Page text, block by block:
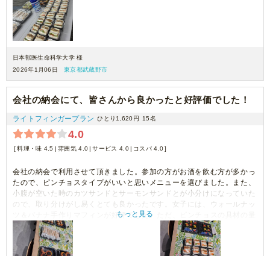
日本獣医生命科学大学 様
2026年1月06日
東京都武蔵野市
会社の納会にて、皆さんから良かったと好評価でした！
ライトフィンガープラン ひとり1,620円 15名
4.0
料理・味 4.5 雰囲気 4.0 サービス 4.0 コスパ 4.0
会社の納会で利用させて頂きました。参加の方がお酒を飲む方が多かっ
たので、ピンチョスタイプがいいと思いメニューを選びました。また、
小腹が空いた時のカツサンドとサーモンサンドとが小分けになっていた
ので、取り分けがし易くとても良かったです。女子には、ウォールナッ
ツ＆バナナ手作りマフィンが好評でした。ただ、ピンチョスの具材の量
がちょっと少なく見た目には綺麗なのですがボリューム感は足りなく感
じました。
もっと見る